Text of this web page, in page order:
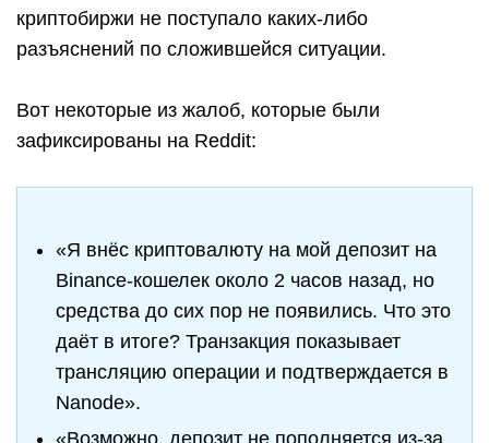
криптобиржи не поступало каких-либо
разъяснений по сложившейся ситуации.
Вот некоторые из жалоб, которые были
зафиксированы на Reddit:
«Я внёс криптовалюту на мой депозит на
Binance-кошелек около 2 часов назад, но
средства до сих пор не появились. Что это
даёт в итоге? Транзакция показывает
трансляцию операции и подтверждается в
Nanode».
«Возможно, депозит не пополняется из-за